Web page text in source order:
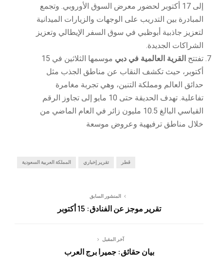
إلى 17 أكتوبر لحضور معرض السوق الأوروبي. وتجمع
المبادرة بين التدريب على الوجهات والزيارات الميدانية
لتعزيز جاذبية أبوظبي في سوق السفر الإيطالي وتعزيز
الشراكات الجديدة.
تفتتح القرية العالمية في دبي
موسمها الثلاثين في 15
أكتوبر، حيث تكشف النقاب عن مناطق الجذب مثل
حدائق العالم ومملكة التنين، وهي تجربة مغامرة
تفاعلية. تهدف الحديقة حتى 10 مايو إلى تجاوز الرقم
القياسي البالغ 10.5 مليون زائر في العام الماضي من
خلال مناطق ترفيهية وعروض موسعة
المملكة العربية السعودية تقرير إخباري قطر
المنشور السابق
تقرير موجز عن الفنادق: 15 أكتوبر
آخر المقبل
بيان حقائق: جميرا برج العرب